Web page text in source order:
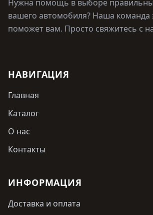
Нужна помощь в выборе
вашего автомобиля? Наша команда
поможет вам. Просто свяжитесь с
НАВИГАЦИЯ
Главная
Каталог
О нас
Контакты
ИНФОРМАЦИЯ
Доставка и оплата